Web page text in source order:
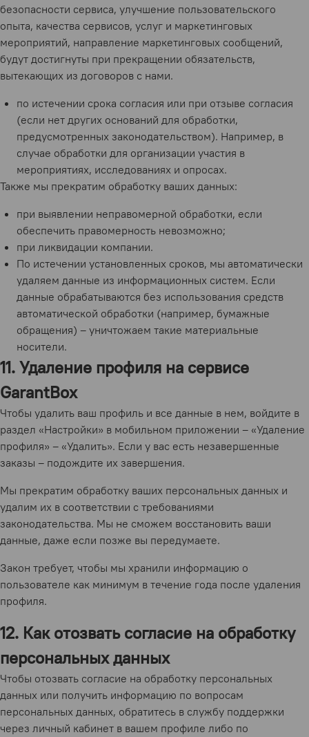
безопасности сервиса, улучшение пользовательского
опыта, качества сервисов, услуг и маркетинговых
мероприятий, направление маркетинговых сообщений,
будут достигнуты при прекращении обязательств,
вытекающих из договоров с нами.
по истечении срока согласия или при отзыве согласия
(если нет других оснований для обработки,
предусмотренных законодательством). Например, в
случае обработки для организации участия в
мероприятиях, исследованиях и опросах.
Также мы прекратим обработку ваших данных:
при выявлении неправомерной обработки, если
обеспечить правомерность невозможно;
при ликвидации компании.
По истечении установленных сроков, мы автоматически
удаляем данные из информационных систем. Если
данные обрабатываются без использования средств
автоматической обработки (например, бумажные
обращения) – уничтожаем такие материальные
носители.
11. Удаление профиля на сервисе
GarantBox
Чтобы удалить ваш профиль и все данные в нем, войдите в
раздел «Настройки» в мобильном приложении – «Удаление
профиля» – «Удалить». Если у вас есть незавершенные
заказы – подождите их завершения.
Мы прекратим обработку ваших персональных данных и
удалим их в соответствии с требованиями
законодательства. Мы не сможем восстановить ваши
данные, даже если позже вы передумаете.
Закон требует, чтобы мы хранили информацию о
пользователе как минимум в течение года после удаления
профиля.
12. Как отозвать согласие на обработку
персональных данных
Чтобы отозвать согласие на обработку персональных
данных или получить информацию по вопросам
персональных данных, обратитесь в службу поддержки
через личный кабинет в вашем профиле либо по